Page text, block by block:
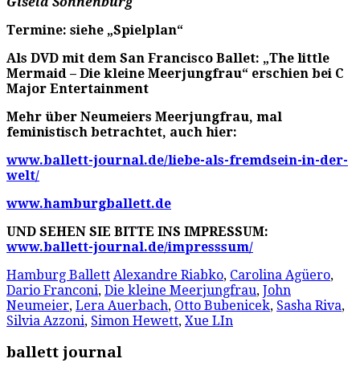
Termine: siehe „Spielplan“
Als DVD mit dem San Francisco Ballet: „The little
Mermaid – Die kleine Meerjungfrau“ erschien bei C
Major Entertainment
Mehr über Neumeiers Meerjungfrau, mal
feministisch betrachtet, auch hier:
www.ballett-journal.de/liebe-als-fremdsein-in-der-
welt/
www.hamburgballett.de
UND SEHEN SIE BITTE INS IMPRESSUM:
www.ballett-journal.de/impresssum/
Hamburg Ballett Alexandre Riabko, Carolina Agüero,
Dario Franconi, Die kleine Meerjungfrau, John
Neumeier, Lera Auerbach, Otto Bubenicek, Sasha Riva,
Silvia Azzoni, Simon Hewett, Xue LIn
ballett journal